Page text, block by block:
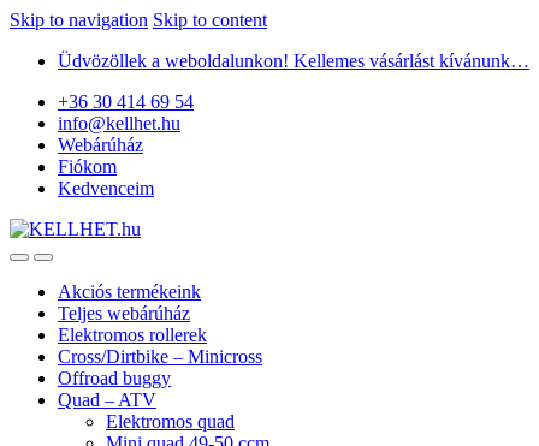
Skip to navigation Skip to content
Üdvözöllek a weboldalunkon! Kellemes vásárlást kívánunk…
+36 30 414 69 54
info@kellhet.hu
Webárúház
Fiókom
Kedvenceim
Akciós termékeink
Teljes webárúház
Elektromos rollerek
Cross/Dirtbike – Minicross
Offroad buggy
Quad – ATV
Elektromos quad